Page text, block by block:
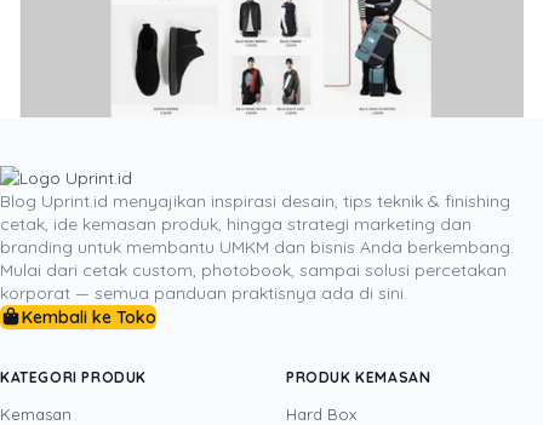
Layout dalam sebuah brosur fashion merupakan hal
yang harus diperhatikan. Agar tidak membuat orang
pusing dengan gambar yang berantakan. Maka, Anda
harus membuat susunan yang rapi sehingga membuat
Anda.
Blog Uprint.id menyajikan inspirasi desain, tips teknik & finishing
cetak, ide kemasan produk, hingga strategi marketing dan
branding untuk membantu UMKM dan bisnis Anda berkembang.
Mulai dari cetak custom, photobook, sampai solusi percetakan
korporat — semua panduan praktisnya ada di sini.
Kembali ke Toko
KATEGORI PRODUK
Kemasan
PRODUK KEMASAN
Hard Box